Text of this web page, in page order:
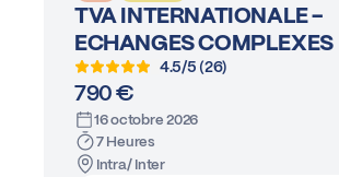
TVA INTERNATIONALE -
ECHANGES COMPLEXES
4.5/5 (26)
790 €
16 octobre 2026
7 Heures
Intra/ Inter